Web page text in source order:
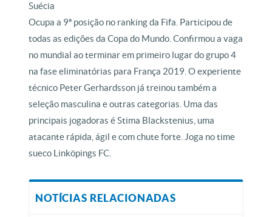
Suécia
Ocupa a 9ª posição no ranking da Fifa. Participou de
todas as edições da Copa do Mundo. Confirmou a vaga
no mundial ao terminar em primeiro lugar do grupo 4
na fase eliminatórias para França 2019. O experiente
técnico Peter Gerhardsson já treinou também a
seleção masculina e outras categorias. Uma das
principais jogadoras é Stima Blackstenius, uma
atacante rápida, ágil e com chute forte. Joga no time
sueco Linköpings FC.
NOTÍCIAS RELACIONADAS